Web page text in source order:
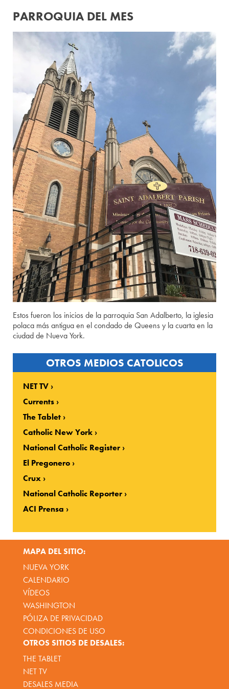
PARROQUIA DEL MES
Estos fueron los inicios de la parroquia San Adalberto, la iglesia
polaca más antigua en el condado de Queens y la cuarta en la
ciudad de Nueva York.
OTROS MEDIOS CATOLICOS
NET TV
Currents
The Tablet
Catholic New York
National Catholic Register
El Pregonero
Crux
National Catholic Reporter
ACI Prensa
MAPA DEL SITIO:
NUEVA YORK
CALENDARIO
VÍDEOS
WASHINGTON
PÓLIZA DE PRIVACIDAD
CONDICIONES DE USO
OTROS SITIOS DE DESALES:
THE TABLET
NET TV
DESALES MEDIA